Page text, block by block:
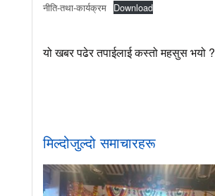
नीति-तथा-कार्यक्रम Download
यो खबर पढेर तपाईलाई कस्तो महसुस भयो ?
मिल्दोजुल्दो समाचारहरू